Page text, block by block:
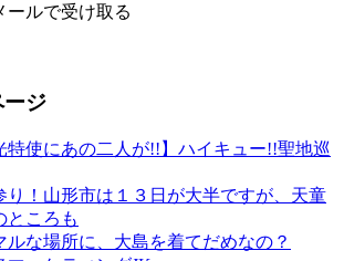
ールで受け取る
ージ
特使にあの二人が!!】ハイキュー!!聖地巡
り！山形市は１３日が大半ですが、天童
ところも
ルな場所に、大島を着てだめなの？